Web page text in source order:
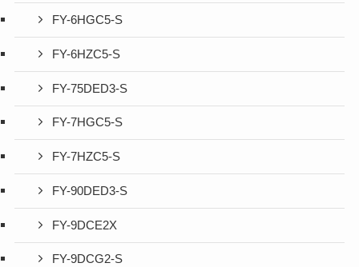
FY-6HGC5-S
FY-6HZC5-S
FY-75DED3-S
FY-7HGC5-S
FY-7HZC5-S
FY-90DED3-S
FY-9DCE2X
FY-9DCG2-S